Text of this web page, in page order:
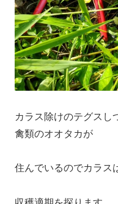
カラス除けのテグス
禽類のオオタカが
住んでいるのでカラス